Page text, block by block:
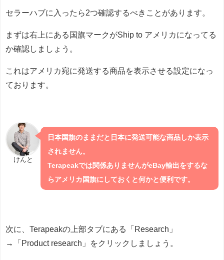
セラーハブに入ったら2つ確認するべきことがあります。
まずは右上にある国旗マークがShip to アメリカになってる
か確認しましょう。
これはアメリカ宛に発送する商品を表示させる設定になっ
ております。
けんと
日本国旗のままだと日本に発送可能な商品しか表示
されません。
Terapeakでは関係ありませんがeBay輸出をするな
らアメリカ国旗にしておくと何かと便利です。
次に、Terapeakの上部タブにある「Research」
→「Product research」をクリックしましょう。